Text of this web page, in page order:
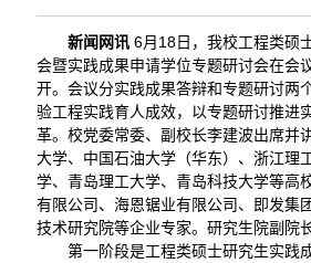
新闻网讯6月18日，我校工程类硕
会暨实践成果申请学位专题研讨会在会
开。会议分实践成果答辩和专题研讨两
验工程实践育人成效，以专题研讨推进
革。校党委常委、副校长李建波出席并
大学、中国石油大学（华东）、浙江理
学、青岛理工大学、青岛科技大学等高
有限公司、海恩锯业有限公司、即发集
技术研究院等企业专家。研究生院副院
第一阶段是工程类硕士研究生实践